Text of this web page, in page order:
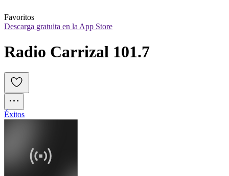
Favoritos
Descarga gratuita en la App Store
Radio Carrizal 101.7
Éxitos